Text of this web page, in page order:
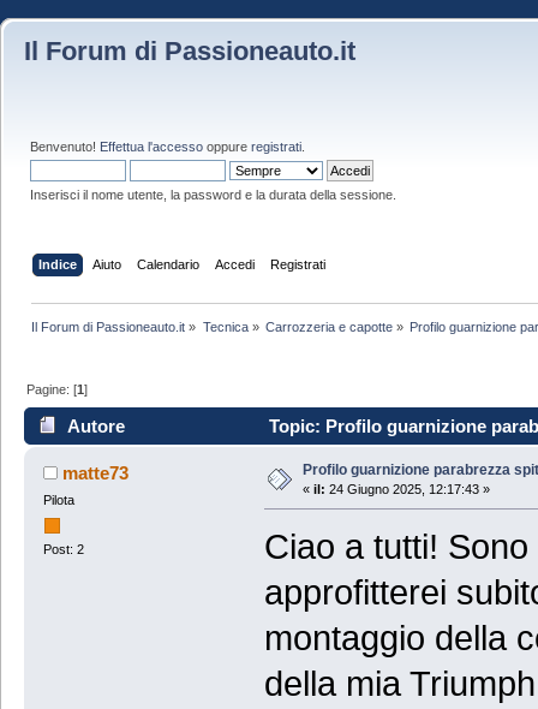
Il Forum di Passioneauto.it
Benvenuto! Effettua l'accesso oppure registrati
Inserisci il nome utente, la password e la durata della sessione.
Indice Aiuto Calendario Accedi Registrati
Il Forum di Passioneauto.it » Tecnica» Carrozzeria e capotte» Profilo guarnizione
Pagine: [1]
Autore Topic: Profilo guarnizione
matte73
Pilota
Post: 2
Profilo guarnizione parabrezza
« il: 24 Giugno 2025, 12:17:43 »
Ciao a tutti!
approfitterei
montaggio della
della mia